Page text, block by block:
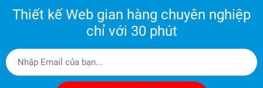
Thiết kế Web gian hàng chuyên nghiệp
chỉ với 30 phút